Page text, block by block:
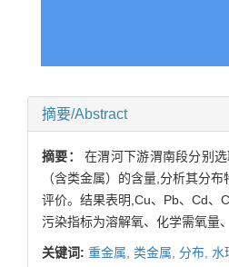
摘要/Abstract
摘要：在渭河下游渭南段分别
（含类金属）的含量,分析其分
评价。结果表明,Cu、Pb、Cd、
污染指标为溶解氧、化学需氧量
关键词: 重金属, 类金属, 分布, 水